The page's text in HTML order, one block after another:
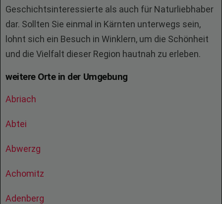
Geschichtsinteressierte als auch für Naturliebhaber
dar. Sollten Sie einmal in Kärnten unterwegs sein,
lohnt sich ein Besuch in Winklern, um die Schönheit
und die Vielfalt dieser Region hautnah zu erleben.
weitere Orte in der Umgebung
Abriach
Abtei
Abwerzg
Achomitz
Adenberg